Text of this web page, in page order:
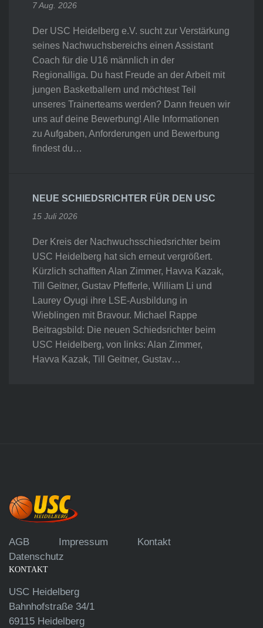
7 Aug. 2026
Der USC Heidelberg e.V. sucht zur Verstärkung
seines Nachwuchsbereichs einen Assistant
Coach für die U16 männlich in der
Regionalliga. Du hast Freude an der Arbeit mit
jungen Basketballern und möchtest Teil
unseres Trainerteams werden? Dann freuen wir
uns auf deine Bewerbung! Alle Informationen
zu Aufgaben, Anforderungen und Bewerbung
findest du…
NEUE SCHIEDSRICHTER FÜR DEN USC
15 Juli 2026
Der Kreis der Nachwuchsschiedsrichter beim
USC Heidelberg hat sich erneut vergrößert.
Kürzlich schafften Alan Zimmer, Havva Kazak,
Till Geitner, Gustav Pfefferle, William Li und
Laurey Oyugi ihre LSE-Ausbildung in
Wieblingen mit Bravour. Michael Rappe
Beitragsbild: Die neuen Schiedsrichter beim
USC Heidelberg, von links: Alan Zimmer,
Havva Kazak, Till Geitner, Gustav…
AGB Impressum
Kontakt
Datenschutz
KONTAKT
USC Heidelberg
Bahnhofstraße 34/1
69115 Heidelberg